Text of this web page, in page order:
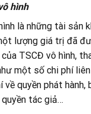
hình
là những tài sản
lượng giá trị đã
TSCĐ vô hình,
một số chi phí
quyền phát hành,
tác giả…